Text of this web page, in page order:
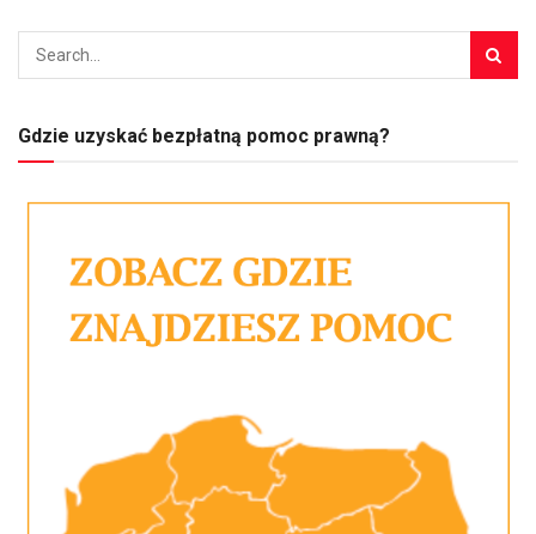
Gdzie uzyskać bezpłatną pomoc prawną?